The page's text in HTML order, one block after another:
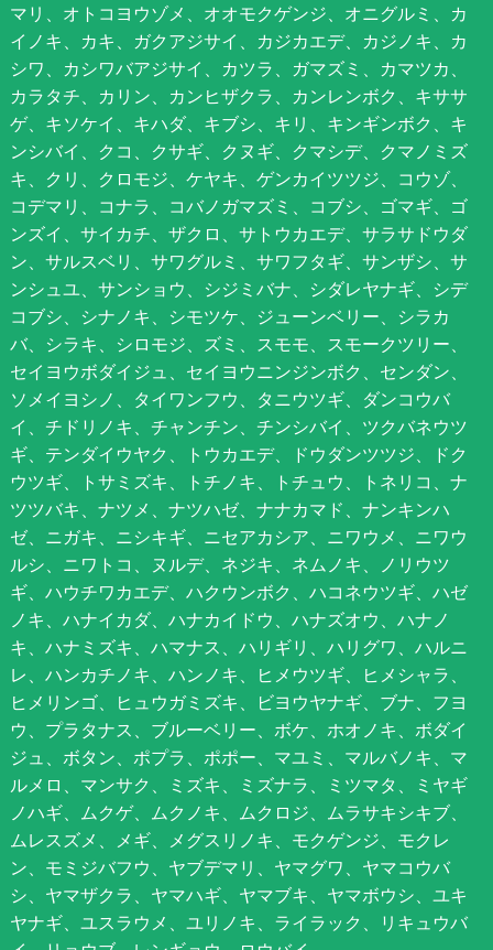
マリ、オトコヨウゾメ、オオモクゲンジ、オニグルミ、カ
イノキ、カキ、ガクアジサイ、カジカエデ、カジノキ、カ
シワ、カシワバアジサイ、カツラ、ガマズミ、カマツカ、
カラタチ、カリン、カンヒザクラ、カンレンボク、キササ
ゲ、キソケイ、キハダ、キブシ、キリ、キンギンボク、キ
ンシバイ、クコ、クサギ、クヌギ、クマシデ、クマノミズ
キ、クリ、クロモジ、ケヤキ、ゲンカイツツジ、コウゾ、
コデマリ、コナラ、コバノガマズミ、コブシ、ゴマギ、ゴ
ンズイ、サイカチ、ザクロ、サトウカエデ、サラサドウダ
ン、サルスベリ、サワグルミ、サワフタギ、サンザシ、サ
ンシュユ、サンショウ、シジミバナ、シダレヤナギ、シデ
コブシ、シナノキ、シモツケ、ジューンベリー、シラカ
バ、シラキ、シロモジ、ズミ、スモモ、スモークツリー、
セイヨウボダイジュ、セイヨウニンジンボク、センダン、
ソメイヨシノ、タイワンフウ、タニウツギ、ダンコウバ
イ、チドリノキ、チャンチン、チンシバイ、ツクバネウツ
ギ、テンダイウヤク、トウカエデ、ドウダンツツジ、ドク
ウツギ、トサミズキ、トチノキ、トチュウ、トネリコ、ナ
ツツバキ、ナツメ、ナツハゼ、ナナカマド、ナンキンハ
ゼ、ニガキ、ニシキギ、ニセアカシア、ニワウメ、ニワウ
ルシ、ニワトコ、ヌルデ、ネジキ、ネムノキ、ノリウツ
ギ、ハウチワカエデ、ハクウンボク、ハコネウツギ、ハゼ
ノキ、ハナイカダ、ハナカイドウ、ハナズオウ、ハナノ
キ、ハナミズキ、ハマナス、ハリギリ、ハリグワ、ハルニ
レ、ハンカチノキ、ハンノキ、ヒメウツギ、ヒメシャラ、
ヒメリンゴ、ヒュウガミズキ、ビヨウヤナギ、ブナ、フヨ
ウ、プラタナス、ブルーベリー、ボケ、ホオノキ、ボダイ
ジュ、ボタン、ポプラ、ポポー、マユミ、マルバノキ、マ
ルメロ、マンサク、ミズキ、ミズナラ、ミツマタ、ミヤギ
ノハギ、ムクゲ、ムクノキ、ムクロジ、ムラサキシキブ、
ムレスズメ、メギ、メグスリノキ、モクゲンジ、モクレ
ン、モミジバフウ、ヤブデマリ、ヤマグワ、ヤマコウバ
シ、ヤマザクラ、ヤマハギ、ヤマブキ、ヤマボウシ、ユキ
ヤナギ、ユスラウメ、ユリノキ、ライラック、リキュウバ